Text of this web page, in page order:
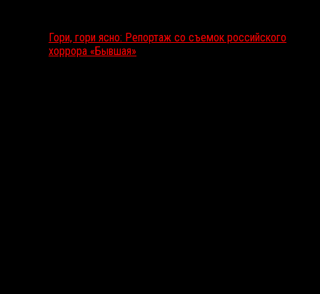
Гори, гори ясно: Репортаж со съемок российского
хоррора «Бывшая»